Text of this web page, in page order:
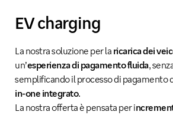
EV charging
La nostra soluzione per la ricarica dei
un’esperienza di pagamento fluida,
semplificando il processo di pagamento
in-one integrato.
La nostra offerta è pensata per i